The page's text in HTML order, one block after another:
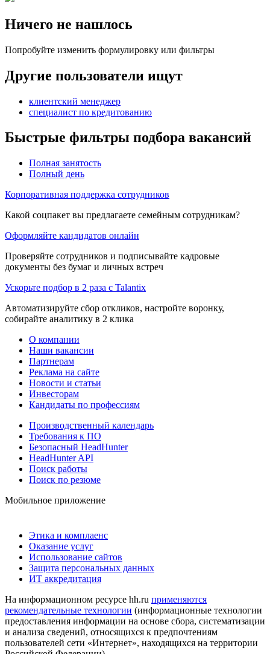
Ничего не нашлось
Попробуйте изменить формулировку или фильтры
Другие пользователи ищут
клиентский менеджер
специалист по кредитованию
Быстрые фильтры подбора вакансий
Полная занятость
Полный день
Корпоративная поддержка сотрудников
Какой соцпакет вы предлагаете семейным сотрудникам?
Оформляйте кандидатов онлайн
Проверяйте сотрудников и подписывайте кадровые
документы без бумаг и личных встреч
Ускорьте подбор в 2 раза с Talantix
Автоматизируйте сбор откликов, настройте воронку,
собирайте аналитику в 2 клика
О компании
Наши вакансии
Партнерам
Реклама на сайте
Новости и статьи
Инвесторам
Кандидаты по профессиям
Производственный календарь
Требования к ПО
Безопасный HeadHunter
HeadHunter API
Поиск работы
Поиск по резюме
Мобильное приложение
Этика и комплаенс
Оказание услуг
Использование сайтов
Защита персональных данных
ИТ аккредитация
На информационном ресурсе hh.ru применяются
рекомендательные технологии (информационные технологии
предоставления информации на основе сбора, систематизации
и анализа сведений, относящихся к предпочтениям
пользователей сети «Интернет», находящихся на территории